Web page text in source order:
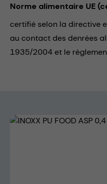
Norme alimentaire UE
certifié selon la directive
au contact des denrées
1935/2004 et le
Skip image gallery